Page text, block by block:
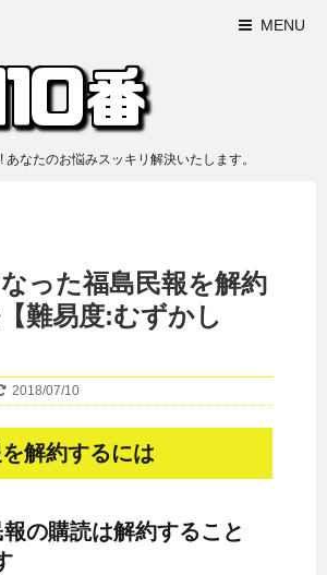
MENU
なたのお悩みスッキリ解決いたします。
った福島民報を解約
難易度:むずかし
2018/07/10
解約するには
の購読は解約すること